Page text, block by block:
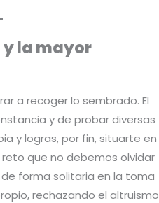
y la mayor
a recoger lo sembrado. El
y de probar diversas
y logras, por fin, situarte en
que no debemos olvidar
forma solitaria en la toma
rechazando el altruismo